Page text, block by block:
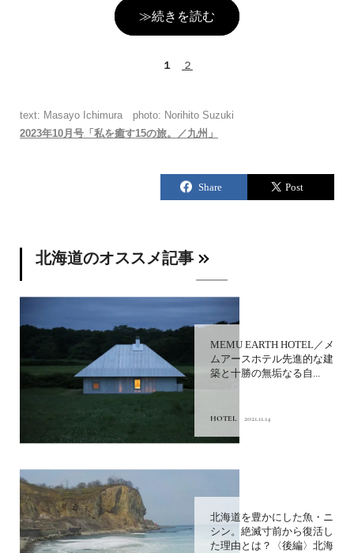
≫続きを読む
１ ２
text: Masayo Ichimura photo: Norihito Suzuki
2023年10月号「私を癒す15の旅。／九州」
北海道のオススメ記事
MEMU EARTH HOTEL／メ
ムアースホテル先進的な建
築と十勝の無垢なる自...
HOTEL 2021.11.14
北海道を豊かにした魚・ニ
シン。絶滅寸前から復活し
た理由とは？〈後編〉北海